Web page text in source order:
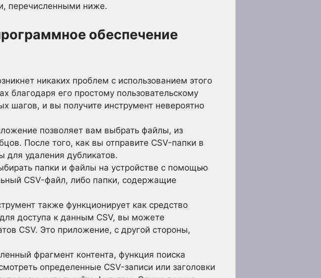
перечисленными ниже.
обеспечение
никаких проблем с использованием этого
благодаря его простому пользовательскому
шагов, и вы получите инструмент невероятно
позволяет вам выбрать файлы, из
После того, как вы отправите CSV-папки в
удаления дубликатов.
папки и файлы на устройстве с помощью
CSV-файл, либо папки, содержащие
также функционирует как средство
доступа к данным CSV, вы можете
CSV. Это приложение, с другой стороны,
фрагмент контента, функция поиска
определенные CSV-записи или заголовки